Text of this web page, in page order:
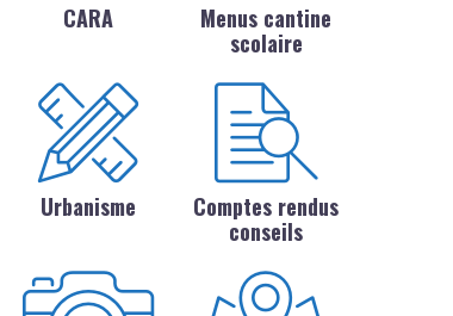
CARA
Menus cantine
scolaire
Urbanisme
Comptes rendus
conseils